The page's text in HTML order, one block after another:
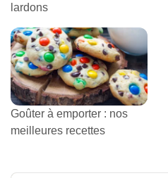
lardons
Goûter à emporter : nos
meilleures recettes